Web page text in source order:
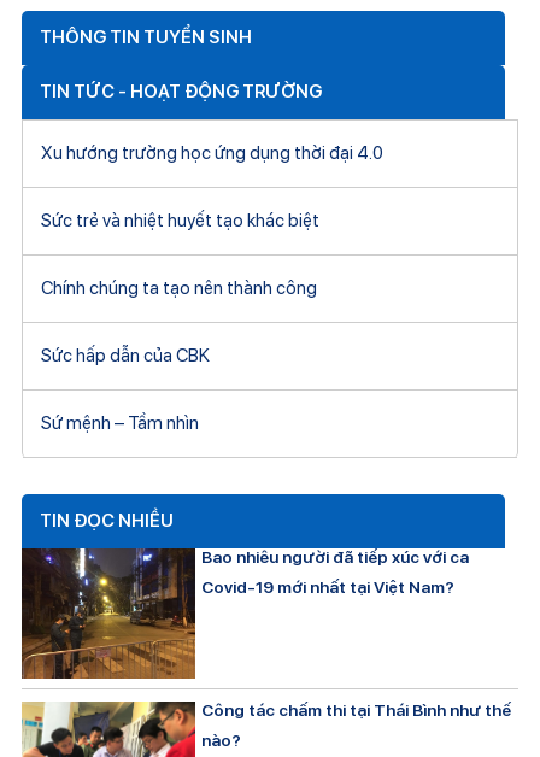
THÔNG TIN TUYỂN SINH
TIN TỨC - HOẠT ĐỘNG TRƯỜNG
Xu hướng trường học ứng dụng thời đại 4.0
Sức trẻ và nhiệt huyết tạo khác biệt
Chính chúng ta tạo nên thành công
Sức hấp dẫn của CBK
Sứ mệnh – Tầm nhìn
TIN ĐỌC NHIỀU
Bao nhiêu người đã tiếp xúc với ca
Covid-19 mới nhất tại Việt Nam?
Công tác chấm thi tại Thái Bình như thế
nào?